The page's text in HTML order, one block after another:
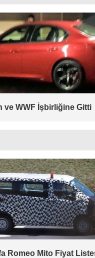
ve WWF İşbirliğine Gitti
Romeo Mito Fiyat